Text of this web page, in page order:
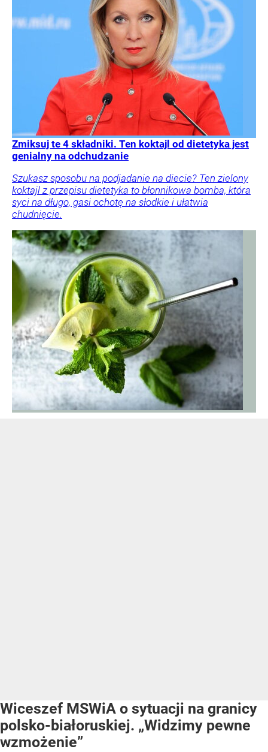
Zmiksuj te 4 składniki. Ten koktajl od dietetyka jest
genialny na odchudzanie
Szukasz sposobu na podjadanie na diecie? Ten zielony
koktajl z przepisu dietetyka to błonnikowa bomba, która
syci na długo, gasi ochotę na słodkie i ułatwia
chudnięcie.
Wiceszef MSWiA o sytuacji na granicy
polsko-białoruskiej. „Widzimy pewne
wzmożenie”